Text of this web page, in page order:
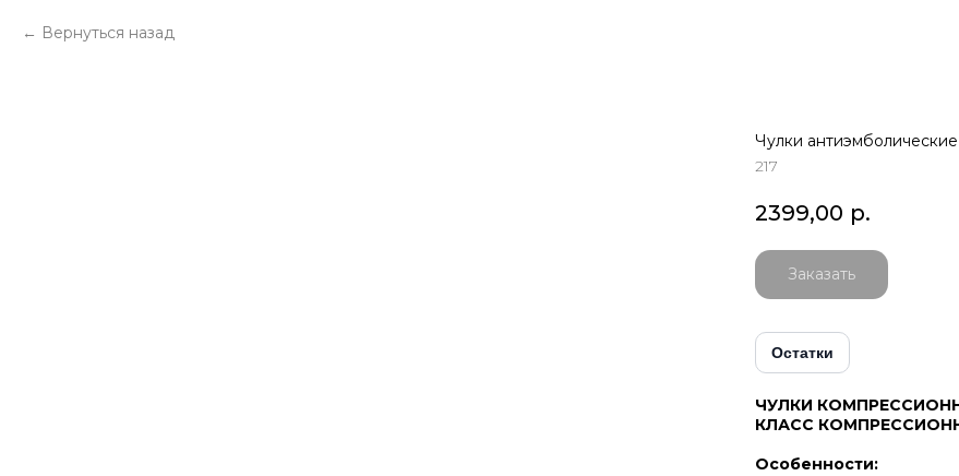
Вернуться назад
Чулки
217
2399,00 р.
Заказать
Остатки
ЧУЛКИ
КЛАСС
Особенности: